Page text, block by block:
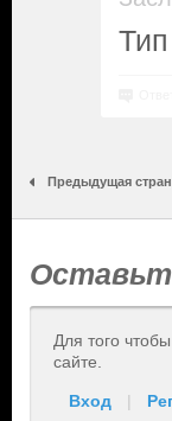
Предыдущая
Для того
сайте.
Вход |